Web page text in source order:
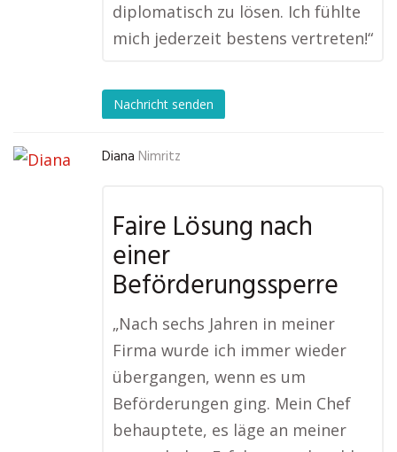
diplomatisch zu lösen. Ich fühlte
mich jederzeit bestens vertreten!“
Nachricht senden
Diana Nimritz
Faire Lösung nach
einer
Beförderungssperre
„Nach sechs Jahren in meiner
Firma wurde ich immer wieder
übergangen, wenn es um
Beförderungen ging. Mein Chef
behauptete, es läge an meiner